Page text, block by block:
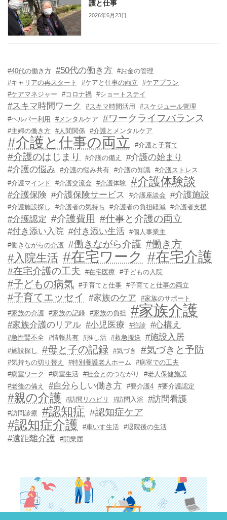
護と仕事
2026年6月23日
#40代の働き方 #50代の働き方 #お金の管理
#キャリアの再スタート
#ケアと仕事の両立
#ケアプラン
#ケアマネジャー
#コロナ禍 #ショートステイ
#スキマ時間ワーク #スキマ時間活用
#スケジュール管理
#ヘルパー利用
#メンタルケア #ワークライフバランス
#主婦の働き方 #人間関係 #介護とメンタルケア
#介護と仕事の両立 #介護と子育て
#介護のはじまり #介護の備え
#介護の始まり
#介護の悩み
#介護の悩み共有 #介護の知識 #介護ストレス
#介護マインド
#介護交流会 #介護体験 #介護体験談
#介護保険 #介護保険サービス #介護座談会 #介護施設
#介護施設探し #介護者の気持ち #介護者の負担軽減 #介護者支援
#介護認定 #介護費用 #仕事と介護の両立
#付き添い入院 #付き添い生活 #個人事業主
#働きながらの介護 #働きながら介護 #働き方
#入院生活 #在宅ワーク #在宅介護
#在宅介護の工夫 #在宅医療 #子どもの入院
#子どもの病気 #子育てと仕事 #子育てと仕事の両立
#子育てエッセイ #家族のケア
#家族のサポート
#家族の介護 #家族の記録 #家族の負担 #家族介護
#家族介護のリアル #小児医療 #往診 #心構え
#急性腎不全 #情報共有 #推し活 #救急搬送 #施設入居
#施設探し #母と子の記録 #気づき #気づきと予防
#気持ちの切り替え #特別養護老人ホーム
#病室での工夫
#病室ワーク
#病室生活 #社会とのつながり
#老人保健施設
#老後の備え
#自分らしい働き方 #要介護4 #要介護認定
#親の介護 #訪問リハビリ #訪問入浴 #訪問看護
#訪問診療 #認知症 #認知症ケア
#認知症介護 #車いす生活 #退院後の生活
#遠距離介護 #開業届